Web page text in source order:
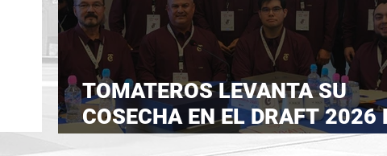
TOMATEROS LEVANTA SU
COSECHA EN EL DRAFT 2026
LAMP